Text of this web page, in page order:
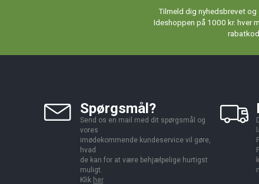
Tilmeld dig nyhedsbrevet
Ideshoppen på 1000 kr. hver
Spørgsmål?
Send os en mail med dit spørgsmål og
vores
imødekommende kundeservice vil gøre,
hvad
de kan for at være behjælpelige hurtigst
muligt.
Klik her.